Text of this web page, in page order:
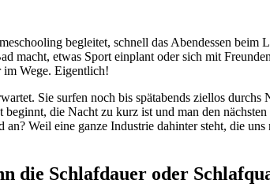
begleitet, schnell das Abendessen beim
macht, etwas Sport einplant oder sich mit
im Wege. Eigentlich!
Sie surfen noch bis spätabends ziellos
die Nacht zu kurz ist und man den
Weil eine ganze Industrie dahinter steht, die
die Schlafdauer oder